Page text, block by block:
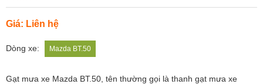
Giá: Liên hệ
Dòng xe: Mazda BT.50
Gạt mưa xe Mazda BT.50 , tên thường gọi là thanh gạt mưa xe